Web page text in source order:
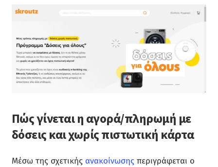
Πώς γίνεται η αγορά/πληρωμή με
δόσεις και χωρίς πιστωτική κάρτα
Μέσω της σχετικής ανακοίνωσης περιγράφεται ο